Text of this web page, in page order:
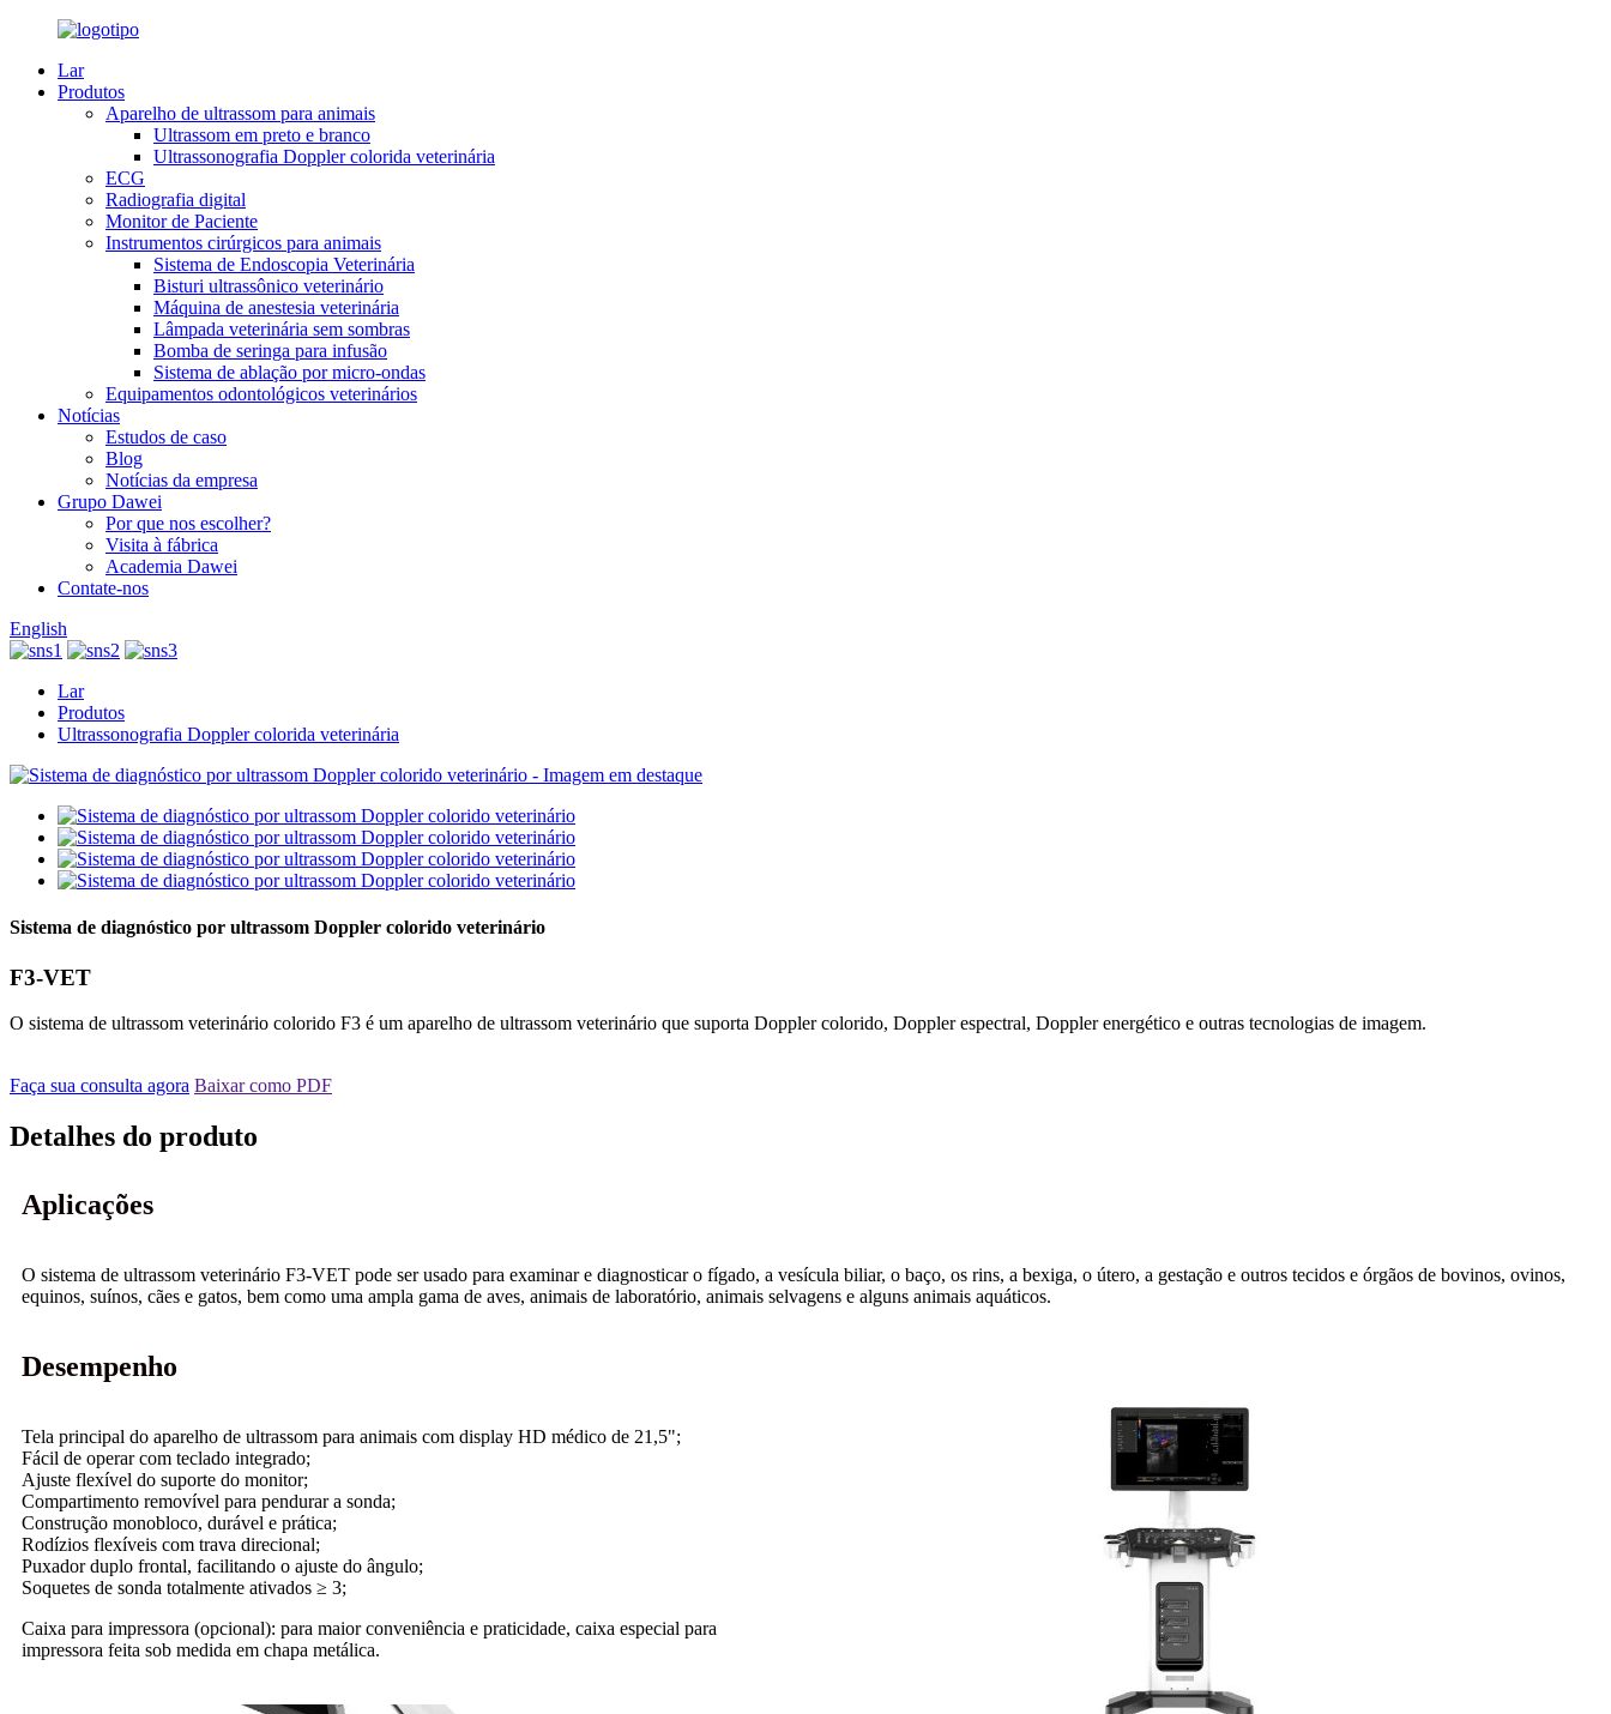
Lar
Produtos
Aparelho de ultrassom para animais
Ultrassom em preto e branco
Ultrassonografia Doppler colorida veterinária
ECG
Radiografia digital
Monitor de Paciente
Instrumentos cirúrgicos para animais
Sistema de Endoscopia Veterinária
Bisturi ultrassônico veterinário
Máquina de anestesia veterinária
Lâmpada veterinária sem sombras
Bomba de seringa para infusão
Sistema de ablação por micro-ondas
Equipamentos odontológicos veterinários
Notícias
Estudos de caso
Blog
Notícias da empresa
Grupo Dawei
Por que nos escolher?
Visita à fábrica
Academia Dawei
Contate-nos
English
Lar
Produtos
Ultrassonografia Doppler colorida veterinária
Sistema de diagnóstico por ultrassom Doppler colorido veterinário
F3-VET
O sistema de ultrassom veterinário colorido F3 é um aparelho de ultrassom veterinário que suporta Doppler colorido, Doppler espectral, Doppler energético e outras tecnologias de imagem.
Faça sua consulta agora Baixar como PDF
Detalhes do produto
Aplicações
O sistema de ultrassom veterinário F3-VET pode ser usado para examinar e diagnosticar o fígado, a vesícula biliar, o baço, os rins, a bexiga, o útero, a gestação e outros tecidos e órgãos de bovinos, ovinos,
equinos, suínos, cães e gatos, bem como uma ampla gama de aves, animais de laboratório, animais selvagens e alguns animais aquáticos.
Desempenho
Tela principal do aparelho de ultrassom para animais com display HD médico de 21,5";
Fácil de operar com teclado integrado;
Ajuste flexível do suporte do monitor;
Compartimento removível para pendurar a sonda;
Construção monobloco, durável e prática;
Rodízios flexíveis com trava direcional;
Puxador duplo frontal, facilitando o ajuste do ângulo;
Soquetes de sonda totalmente ativados ≥ 3;
Caixa para impressora (opcional): para maior conveniência e praticidade, caixa especial para
impressora feita sob medida em chapa metálica.